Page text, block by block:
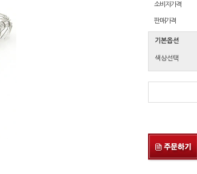
소비자가격
판매가격
기본옵션
색상선택